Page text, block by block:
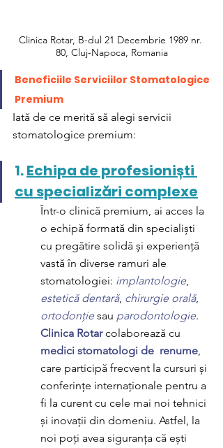
Clinica Rotar, B-dul 21 Decembrie 1989 nr.
80, Cluj-Napoca, Romania
Beneficiile Serviciilor Stomatologice
Premium
Iată de ce merită să alegi servicii
stomatologice premium:
1. Echipa de profesioniști
cu specializări complexe
Într-o clinică premium, ai acces la
o echipă formată din specialiști
cu pregătire solidă și experiență
vastă în diverse ramuri ale
stomatologiei: implantologie,
estetică dentară, chirurgie orală,
ortodonție sau parodontologie.
Clinica Rotar colaborează cu
medici stomatologi de  renume,
care participă frecvent la cursuri și
conferințe internaționale pentru a
fi la curent cu cele mai noi tehnici
și inovații din domeniu. Astfel, la
noi poți avea siguranța că ești